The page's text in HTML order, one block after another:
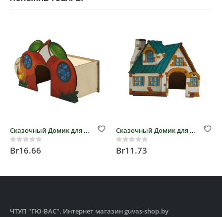
Сказочный Домик для грызуна «ВИШЕНКИ»
0out of 5
Br16.66
Сказочный Домик для грызуна «ИЗБУШКА»
0out of 5
Br11.73
ЧТУП "ГЮ-ВАС". Интернет магазин guvas-shop.by